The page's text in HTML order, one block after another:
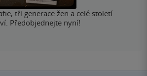
tři generace žen a celé století
Předobjednejte nyní!